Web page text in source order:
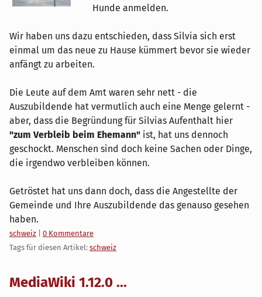
Hunde anmelden.
Wir haben uns dazu entschieden, dass Silvia sich erst
einmal um das neue zu Hause kümmert bevor sie wieder
anfängt zu arbeiten.
Die Leute auf dem Amt waren sehr nett - die
Auszubildende hat vermutlich auch eine Menge gelernt -
aber, dass die Begründung für Silvias Aufenthalt hier
"zum Verbleib beim Ehemann" ist, hat uns dennoch
geschockt. Menschen sind doch keine Sachen oder Dinge,
die irgendwo verbleiben können.
Getröstet hat uns dann doch, dass die Angestellte der
Gemeinde und Ihre Auszubildende das genauso gesehen
haben.
Kategorien:
schweiz
0 Kommentare
Tags für diesen Artikel: schweiz
MediaWiki 1.12.0 ...